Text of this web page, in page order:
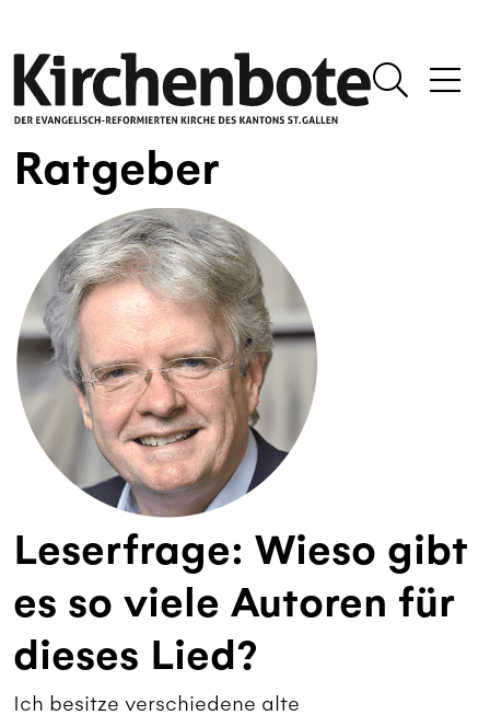
Ratgeber
Leserfrage: Wieso gibt
es so viele Autoren für
dieses Lied?
Ich besitze verschiedene alte